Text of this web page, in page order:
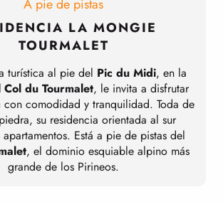
A pie de pistas
LA MONGIE
TOURMALET
turística al pie del Pic du Midi, en la
Col du Tourmalet, le invita a disfrutar
con comodidad y tranquilidad. Toda de
su residencia orientada al sur
Está a pie de pistas del
, el dominio esquiable alpino más
grande de los Pirineos.